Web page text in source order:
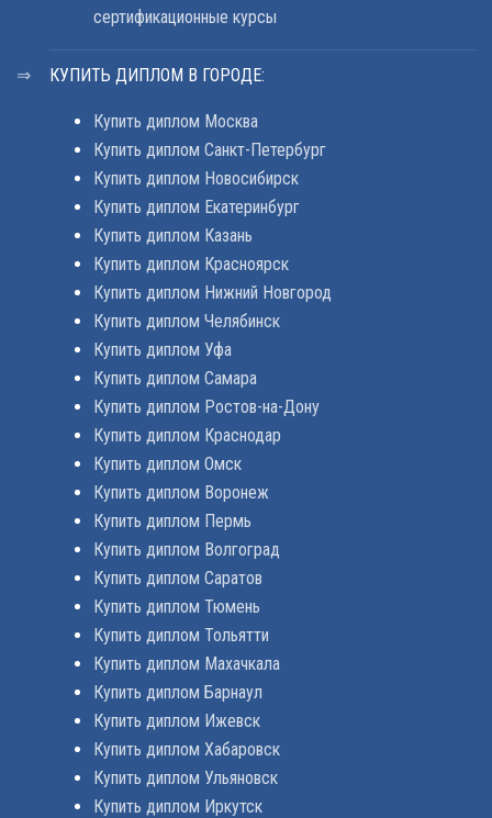
сертификационные курсы
КУПИТЬ ДИПЛОМ В ГОРОДЕ:
Купить диплом Москва
Купить диплом Санкт-Петербург
Купить диплом Новосибирск
Купить диплом Екатеринбург
Купить диплом Казань
Купить диплом Красноярск
Купить диплом Нижний Новгород
Купить диплом Челябинск
Купить диплом Уфа
Купить диплом Самара
Купить диплом Ростов-на-Дону
Купить диплом Краснодар
Купить диплом Омск
Купить диплом Воронеж
Купить диплом Пермь
Купить диплом Волгоград
Купить диплом Саратов
Купить диплом Тюмень
Купить диплом Тольятти
Купить диплом Махачкала
Купить диплом Барнаул
Купить диплом Ижевск
Купить диплом Хабаровск
Купить диплом Ульяновск
Купить диплом Иркутск